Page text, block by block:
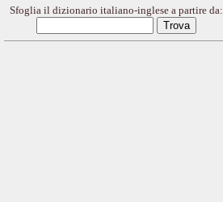
Sfoglia il dizionario italiano-inglese a partire da: